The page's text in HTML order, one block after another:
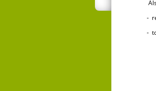
Als u
-
-